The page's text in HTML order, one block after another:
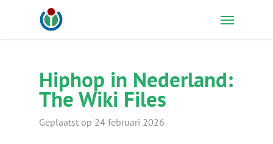
Menu
Hiphop in Nederland:
The Wiki Files
Geplaatst op 24 februari 2026